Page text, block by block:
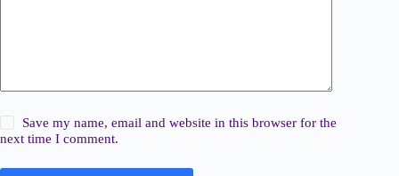
Save my name, email and website in this browser for the
next time I comment.